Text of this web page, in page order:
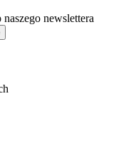
newslettera